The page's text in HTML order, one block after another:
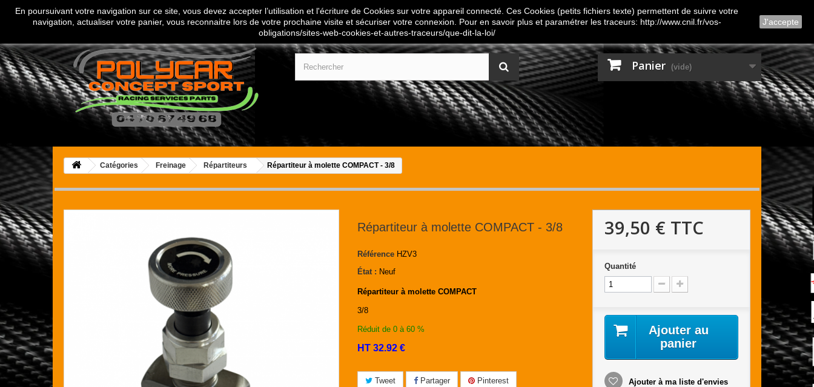
Connexion
Contactez-nous
Appelez-nous au :04 70 67 49 68
Panier (vide)
Catégories Freinage Répartiteurs Répartiteur à molette COMPACT - 3/8
Répartiteur à molette COMPACT - 3/8
Référence HZV3
État : Neuf
Répartiteur à molette COMPACT
3/8
Réduit de 0 à 60 %
HT 32.92 €
Tweet Partager Pinterest
39,50 € TTC
Quantité
Ajouter au
panier
Ajouter à ma liste d'envies
En poursuivant votre navigation sur ce site, vous devez accepter l’utilisation et l'écriture de Cookies sur votre appareil connecté. Ces Cookies (petits fichiers texte) permettent de suivre votre
navigation, actualiser votre panier, vous reconnaitre lors de votre prochaine visite et sécuriser votre connexion. Pour en savoir plus et paramétrer les traceurs: http://www.cnil.fr/vos-
obligations/sites-web-cookies-et-autres-traceurs/que-dit-la-loi/
J'accepte